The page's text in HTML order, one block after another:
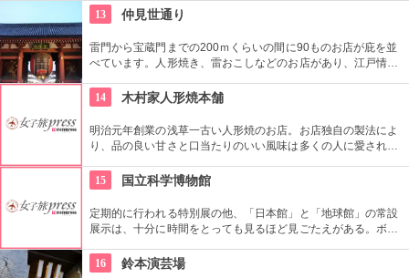
都内最古の名刹です。
13 仲見世通り
雷門から宝蔵門までの200ｍくらいの間に90ものお店が庇を並
べています。人形焼き、雷おこしなどのお店があり、江戸情緒
14
木村家人形焼本舗
明治元年創業の浅草一古い人形焼のお店。お店独自の製法によ
り、品の良い甘さと口当たりのいい風味は多くの人に愛されて
ンコの入っていないタイプもあり。ハトのマークを目印に探し
て。
15 国立科学博物館
定期的に行われる特別展の他、「日本館」と「地球館」の常設
展示は、十分に時間をとっても見るほど見ごたえがある。ボラ
とまちがいなし。
16 鈴本演芸場